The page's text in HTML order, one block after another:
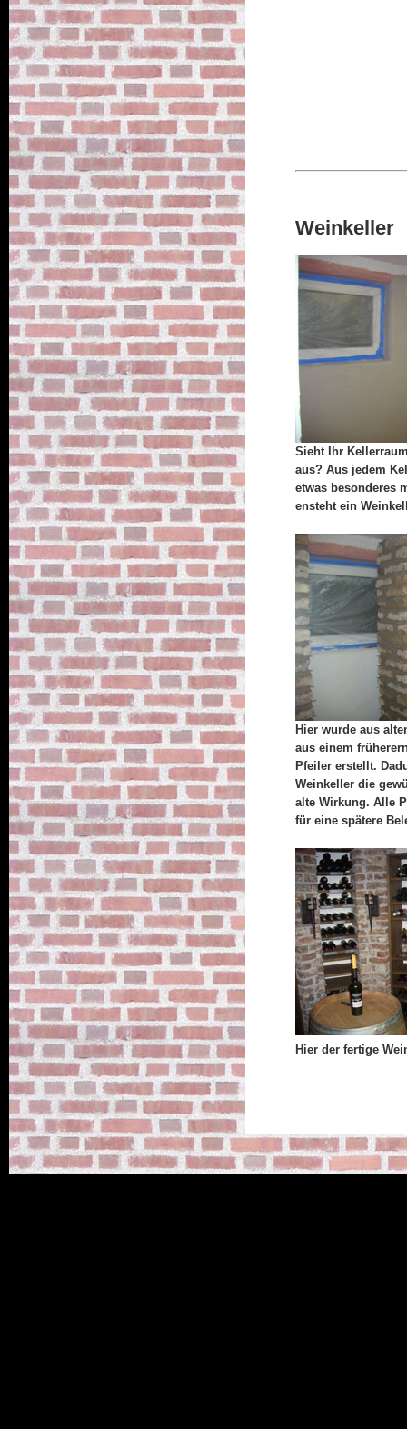
Weinkeller
Sieht Ihr
aus? Aus jedem
etwas besonderes
ensteht ein
Hier wurde aus
aus einem
Pfeiler erstellt.
Weinkeller die
alte Wirkung. Alle
für eine spätere
Hier der fertige